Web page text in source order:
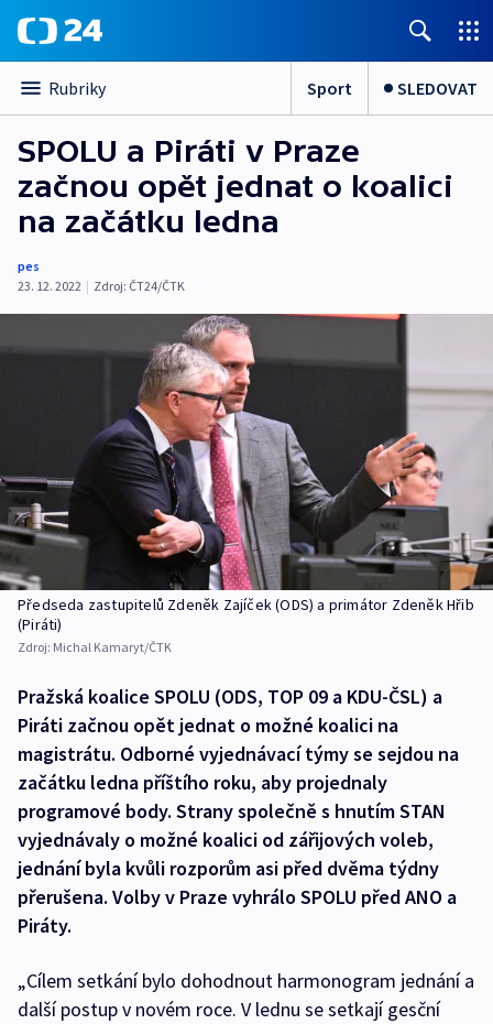
Rubriky Sport SLEDOVAT
SPOLU a Piráti v Praze
začnou opět jednat o koalici
na začátku ledna
pes
23. 12. 2022 | Zdroj: ČT24/ČTK
Předseda zastupitelů Zdeněk Zajíček (ODS) a primátor Zdeněk Hřib
(Piráti)
Zdroj: Michal Kamaryt/ČTK
Pražská koalice SPOLU (ODS, TOP 09 a KDU-ČSL) a
Piráti začnou opět jednat o možné koalici na
magistrátu. Odborné vyjednávací týmy se sejdou na
začátku ledna příštího roku, aby projednaly
programové body. Strany společně s hnutím STAN
vyjednávaly o možné koalici od zářijových voleb,
jednání byla kvůli rozporům asi před dvěma týdny
přerušena. Volby v Praze vyhrálo SPOLU před ANO a
Piráty.
„Cílem setkání bylo dohodnout harmonogram jednání a
další postup v novém roce. V lednu se setkají gesční